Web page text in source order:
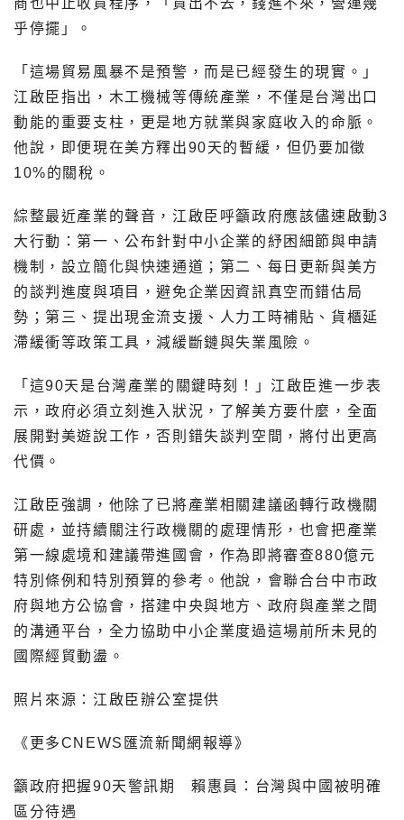
乎停擺」。
「這場貿易風暴不是預警，而是已經發生的現實。」
江啟臣指出，木工機械等傳統產業，不僅是台灣出口
動能的重要支柱，更是地方就業與家庭收入的命脈。
他說，即便現在美方釋出90天的暫緩，但仍要加徵
10%的關稅。
綜整最近產業的聲音，江啟臣呼籲政府應該儘速啟動3
大行動：第一、公布針對中小企業的紓困細節與申請
機制，設立簡化與快速通道；第二、每日更新與美方
的談判進度與項目，避免企業因資訊真空而錯估局
勢；第三、提出現金流支援、人力工時補貼、貨櫃延
滯緩衝等政策工具，減緩斷鏈與失業風險。
「這90天是台灣產業的關鍵時刻！」江啟臣進一步表
示，政府必須立刻進入狀況，了解美方要什麼，全面
展開對美遊說工作，否則錯失談判空間，將付出更高
代價。
江啟臣強調，他除了已將產業相關建議函轉行政機關
研處，並持續關注行政機關的處理情形，也會把產業
第一線處境和建議帶進國會，作為即將審查880億元
特別條例和特別預算的參考。他說，會聯合台中市政
府與地方公協會，搭建中央與地方、政府與產業之間
的溝通平台，全力協助中小企業度過這場前所未見的
國際經貿動盪。
照片來源：江啟臣辦公室提供
《更多CNEWS匯流新聞網報導》
籲政府把握90天警訊期 賴惠員：台灣與中國被明確
區分待遇